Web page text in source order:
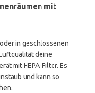
mit
in geschlossenen
deine
mit HEPA-Filter. Es
und kann so